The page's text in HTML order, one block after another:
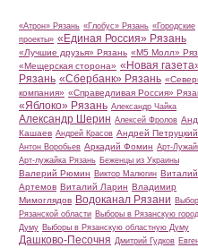
«Атрон» Рязань «Глобус» Рязань «Городские
проекты» «Единая Россия» Рязань
«Лучшие друзья» Рязань «М5 Молл»
«Мещерская сторона» «Новая
Рязань «Сбербанк» Рязань
компания» «Справедливая Россия»
«Яблоко» Рязань Александр Чайка
Александр Шерин Алексей Фролов
Кашаев Андрей Красов Андрей Петруцкий
Антон Воробьев Аркадий Фомин Арт-
Арт-лужайка Рязань Беженцы из Украины
Валерий Рюмин Виктор Малюгин Виталий
Артемов Виталий Ларин Владимир
Мимоглядов Водоканал Рязани
Рязанской области Выборы в Рязанскую
Думу Выборы в Рязанскую областную Думу
Дашково-Песочня Дмитрий Гудков